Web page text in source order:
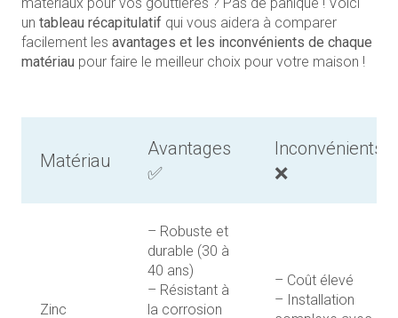
un tableau récapitulatif qui vous aidera à comparer
facilement les avantages et les inconvénients de chaque
matériau pour faire le meilleur choix pour votre maison !
Matériau
Avantages
✅
Inconvénients
❌
Zinc
– Robuste et
durable (30 à
40 ans)
– Résistant à
la corrosion
– Coût élevé
– Installation